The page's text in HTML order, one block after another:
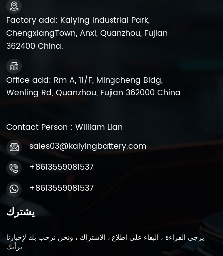
Factory add: Kaiying Industrial Park,
ChengxiangTown, Anxi, Quanzhou, Fujian
362400 China.
Office add: Rm A, 11/F, Mingcheng Bldg,
Wenling Rd, Quanzhou, Fujian 362000 China
Contact Person : William Lian
sales03@kaiyingbattery.com
+8613559081537
+8613559081537
يشترك
يرجى القراءة ، البقاء على اطلاع ، الاشتراك ، ونحن نرحب بك لإخبارنا
برأيك.